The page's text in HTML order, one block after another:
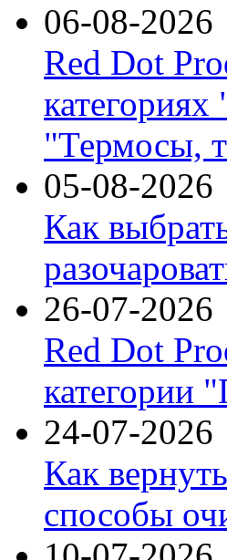
06-08-2026
Red Dot
"Термосы,
05-08-2026
Как
26-07-2026
Red Dot
категории
24-07-2026
Как
способы